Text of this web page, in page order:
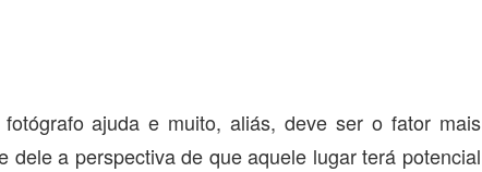
ajuda e muito, aliás, deve ser o fator mais
dele a perspectiva de que aquele lugar terá potencial